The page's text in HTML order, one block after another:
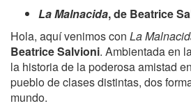
La Malnacida, de Beatrice
Hola, aquí venimos con La
Beatrice Salvioni. Ambientada en
la historia de la poderosa amistad
pueblo de clases distintas, dos
mundo.